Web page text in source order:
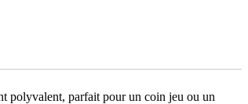
polyvalent, parfait pour un coin jeu ou un